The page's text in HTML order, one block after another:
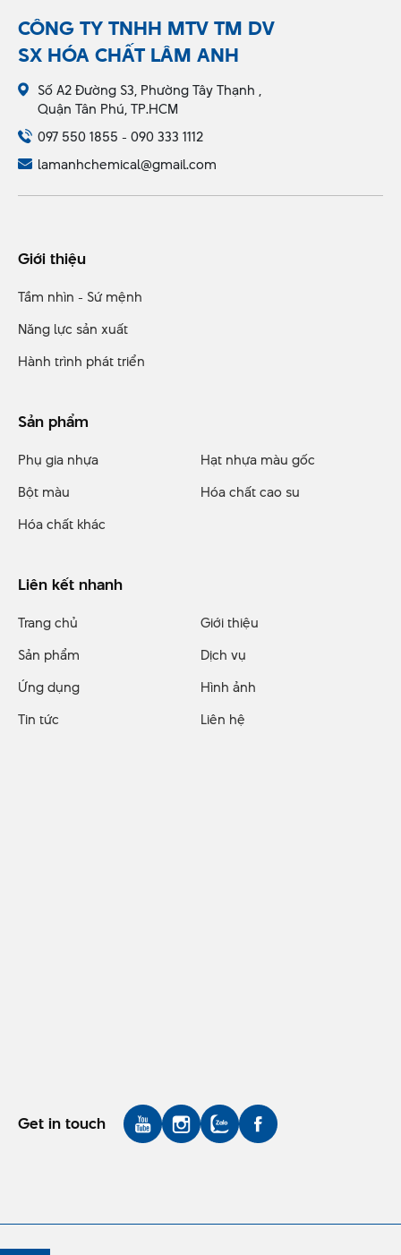
CÔNG TY TNHH MTV TM DV
SX HÓA CHẤT LÂM ANH
Số A2 Đường S3, Phường Tây Thạnh ,
Quận Tân Phú, TP.HCM
097 550 1855 - 090 333 1112
lamanhchemical@gmail.com
Giới thiệu
Tầm nhìn - Sứ mệnh
Năng lực sản xuất
Hành trình phát triển
Sản phẩm
Phụ gia nhựa
Hạt nhựa màu gốc
Bột màu
Hóa chất cao su
Hóa chất khác
Liên kết nhanh
Trang chủ
Giới thiệu
Sản phẩm
Dịch vụ
Ứng dụng
Hình ảnh
Tin tức
Liên hệ
Get in touch